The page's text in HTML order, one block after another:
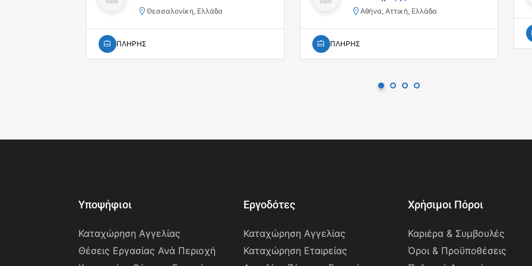
Θεσσαλονίκη, Ελλάδα
ΠΛΗΡΗΣ
Αθήνα, Αττική, Ελλάδα
ΠΛΗΡΗΣ
Υποψήφιοι
Καταχώρηση Αγγελίας
Θέσεις Εργασίας Ανά Περιοχή
Εργοδότες
Καταχώρηση Αγγελίας
Καταχώρηση Εταιρείας
Χρήσιμοι Πόροι
Καριέρα & Συμβουλές
Όροι & Προϋποθέσεις